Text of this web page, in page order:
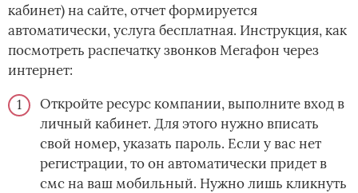
кабинет) на сайте, отчет формируется
автоматически, услуга бесплатная. Инструкция, как
посмотреть распечатку звонков Мегафон через
интернет:
Откройте ресурс компании, выполните вход в
личный кабинет. Для этого нужно вписать
свой номер, указать пароль. Если у вас ­нет
регистрации, то он автоматически придет в
смс на ваш мобильный. Нужно лишь кликнуть